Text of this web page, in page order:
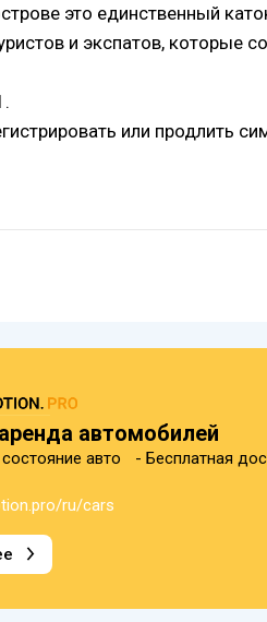
это единственный
и экспатов, которые
или продлить
автомобилей
авто - Бесплатная
ru/cars